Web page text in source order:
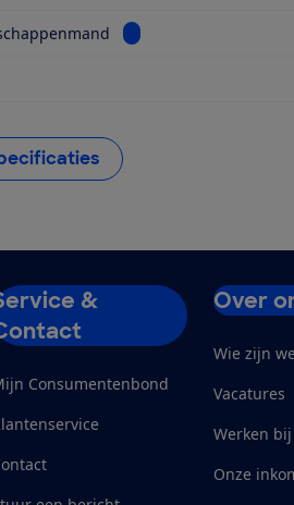
Bekijk informatie voor
&
Consumentenbond
Over
Wie zijn we
Vacatures
Werken bij
Onze